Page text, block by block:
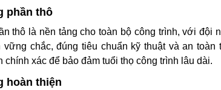
phần thô
thô là nền tảng cho toàn bộ công trình, với đội
vững chắc, đúng tiêu chuẩn kỹ thuật và an
chính xác để bảo đảm tuổi thọ công trình lâu dài.
hoàn thiện